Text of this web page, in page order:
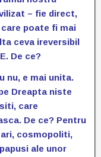
– fie direct,
care poate fi mai
ceva ireversibil
De ce?
nu, e mai unita.
Dreapta niste
care
De ce? Pentru
cosmopoliti,
ale unor